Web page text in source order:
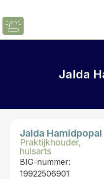
Jalda
Jalda Hamidpopal
Praktijkhouder,
huisarts
BIG-nummer:
19922506901